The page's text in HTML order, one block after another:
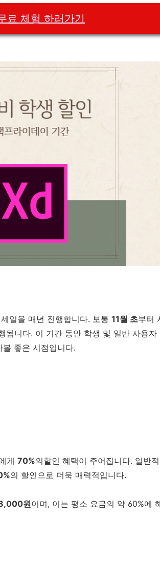
료 체험 하러가기
일을 매년 진행합니다. 보통 11월 초부터
됩니다. 이 기간 동안 학생 및 일반 사용자
좋은 시점입니다.
게 70%의할인 혜택이 주어집니다. 일반
의 할인으로 더욱 매력적입니다.
원이며, 이는 평소 요금의 약 60%에